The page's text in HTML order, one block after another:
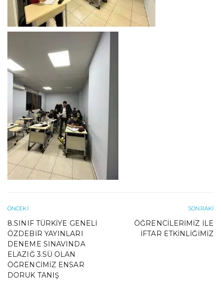
ÖNCEKI
8.SINIF TÜRKIYE GENELI
ÖZDEBIR YAYINLARI
DENEME SINAVINDA
ELAZIĞ 3.SÜ OLAN
ÖĞRENCIMIZ ENSAR
DORUK TANIŞ
SONRAKI
ÖĞRENCILERIMIZ ILE
IFTAR ETKINLIĞIMIZ